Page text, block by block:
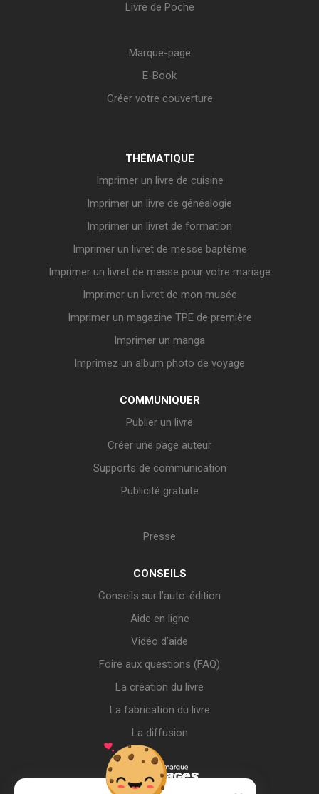
Livre de Poche
Marque-page
E-Book
Créer votre couverture
THÉMATIQUE
Imprimer un livre de cuisine
Imprimer un livre de généalogie
Imprimer un livret de formation
Imprimer un livret de messe baptême
Imprimer un livret de messe pour votre mariage
Imprimer un livret de mon musée
Imprimer un magazine TPE de première
Imprimer un manga
Imprimez un album photo de voyage
COMMUNIQUER
Publier un livre
Créer une page auteur
Supports de communication
Publicité gratuite
Presse
CONSEILS
Conseils sur l’auto-édition
Aide en ligne
Vidéo d’aide
Foire aux questions (FAQ)
La création du livre
La fabrication du livre
La diffusion